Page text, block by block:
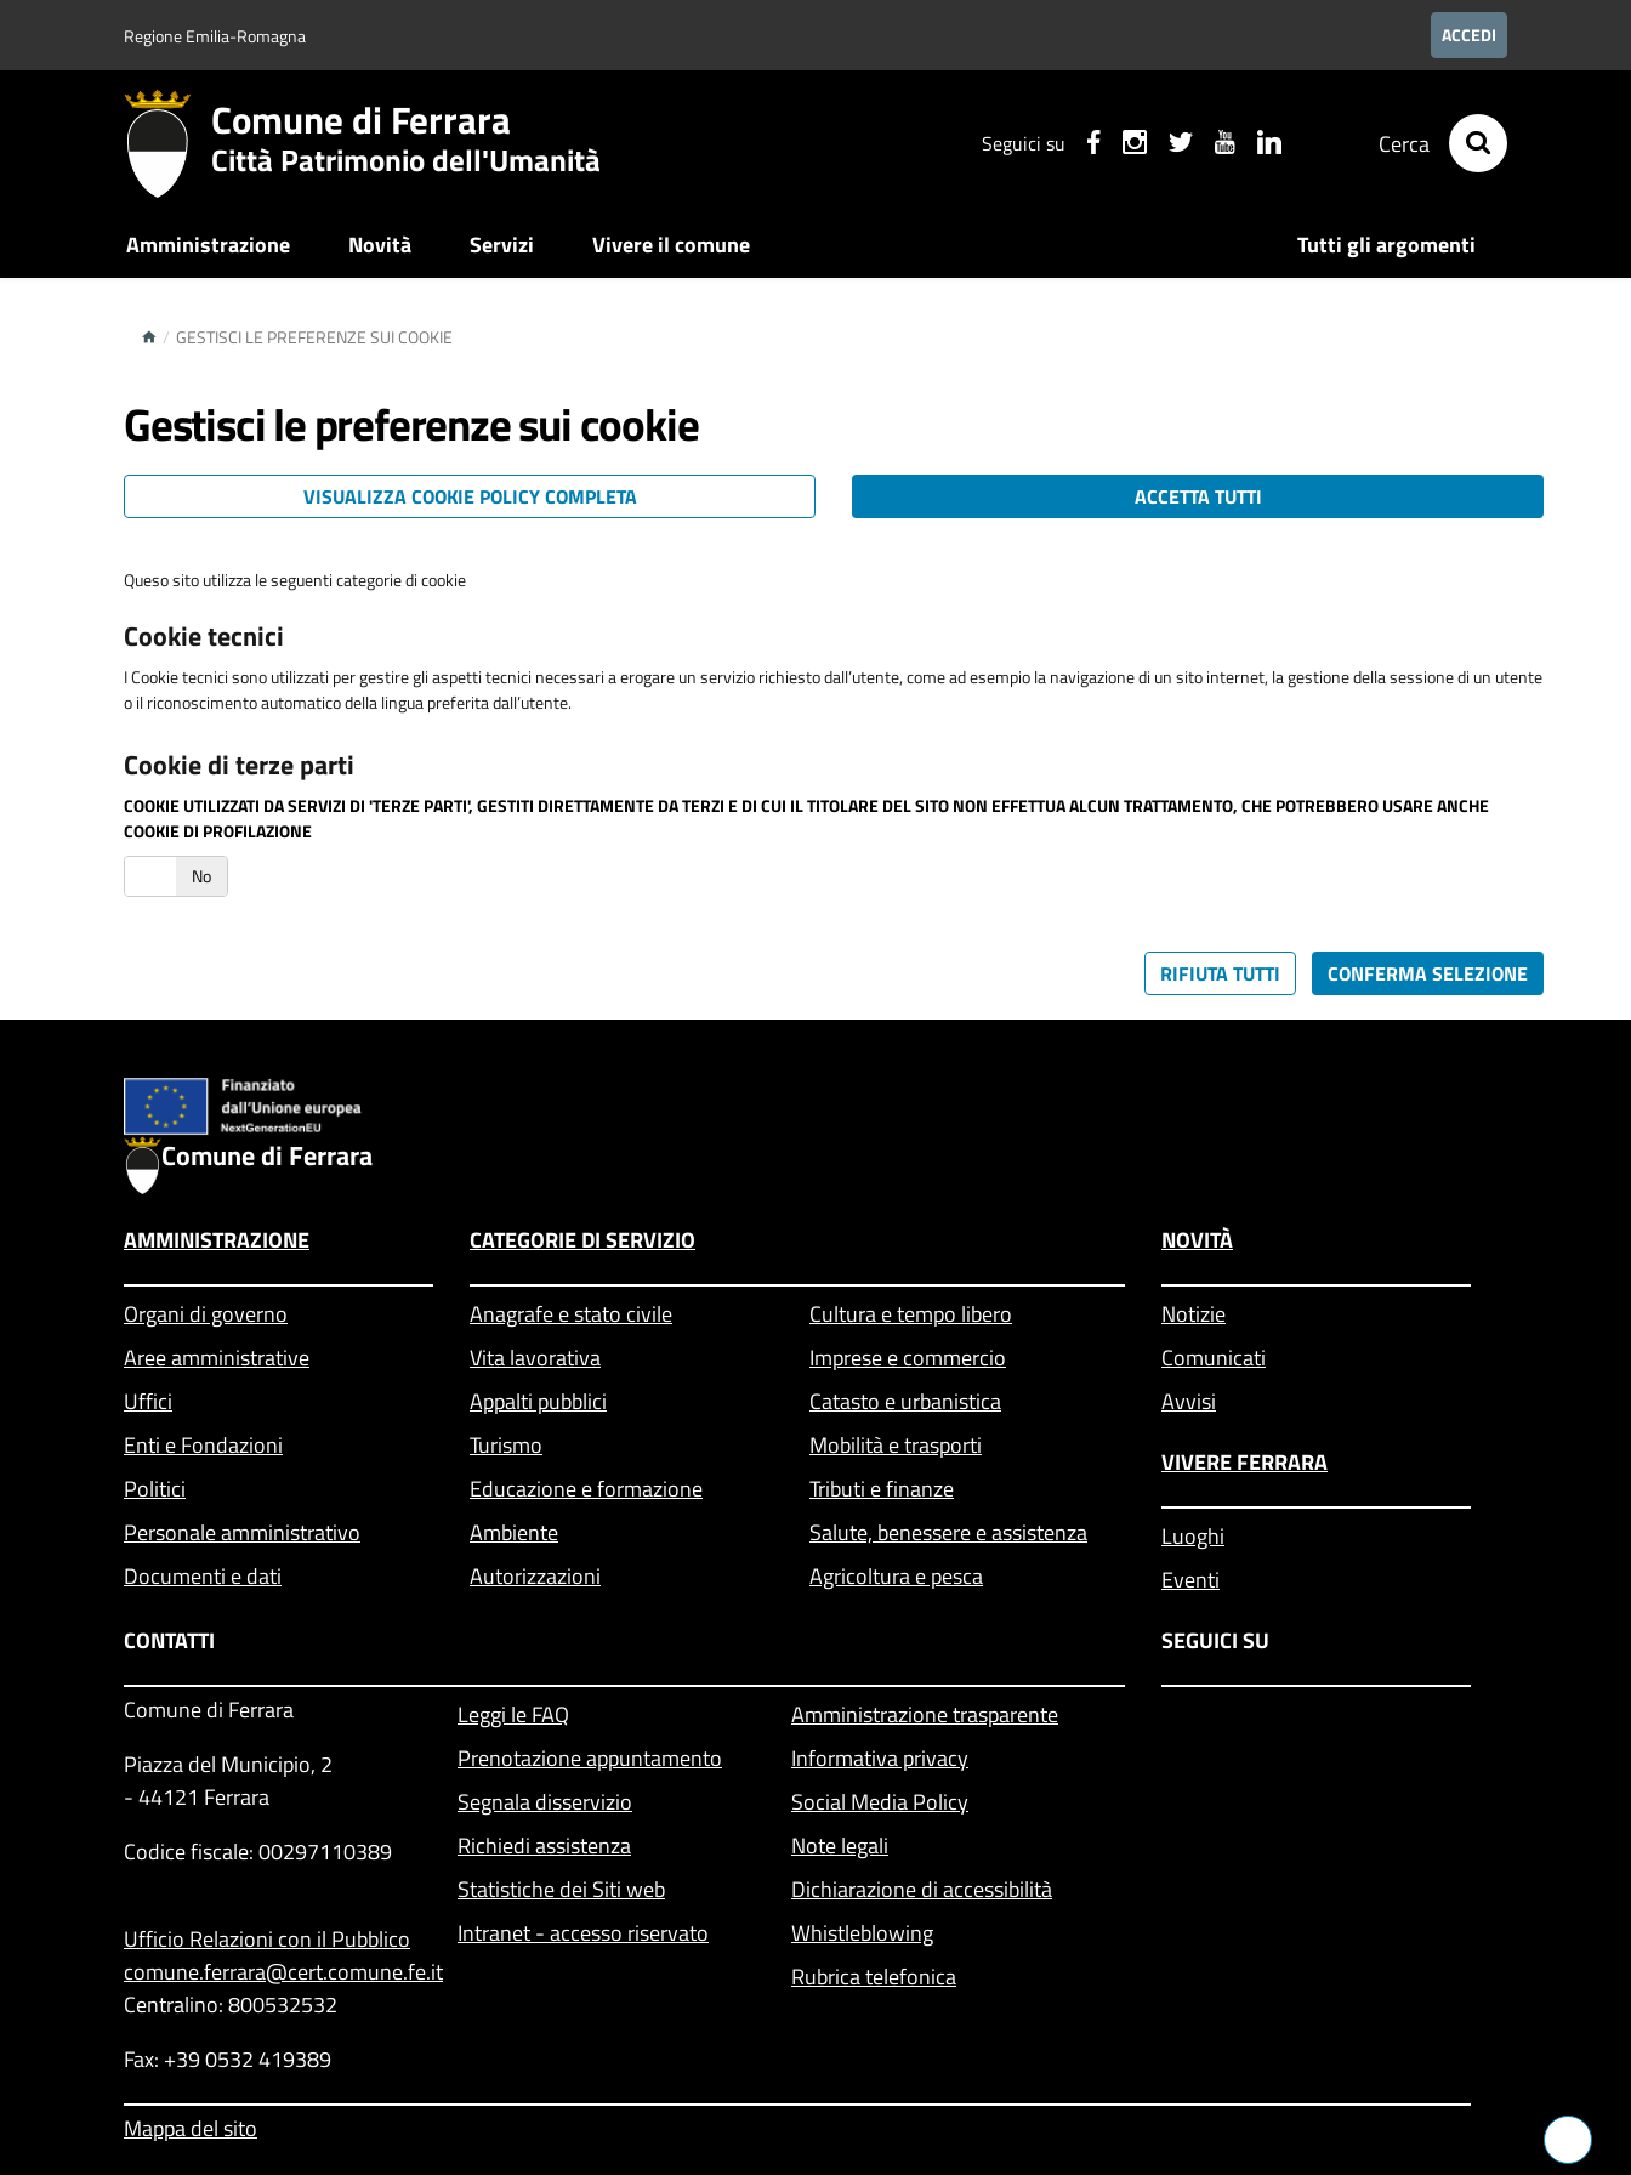
Regione Emilia-Romagna ACCEDI
Comune di Ferrara
Città Patrimonio dell'Umanità Seguici su Cerca
Amministrazione Novità Servizi Vivere il comune Tutti gli argomenti
/ GESTISCI LE PREFERENZE SUI COOKIE
Gestisci le preferenze sui cookie
VISUALIZZA COOKIE POLICY COMPLETA ACCETTA TUTTI
Queso sito utilizza le seguenti categorie di cookie
Cookie tecnici
I Cookie tecnici sono utilizzati per gestire gli aspetti tecnici necessari a erogare un servizio richiesto dall’utente, come ad esempio la navigazione di un sito internet, la gestione della sessione di un utente
o il riconoscimento automatico della lingua preferita dall’utente.
Cookie di terze parti
COOKIE UTILIZZATI DA SERVIZI DI 'TERZE PARTI', GESTITI DIRETTAMENTE DA TERZI E DI CUI IL TITOLARE DEL SITO NON EFFETTUA ALCUN TRATTAMENTO, CHE POTREBBERO USARE ANCHE
COOKIE DI PROFILAZIONE
No
RIFIUTA TUTTI CONFERMA SELEZIONE
Comune di Ferrara
AMMINISTRAZIONE
Organi di governo
Aree amministrative
Uffici
Enti e Fondazioni
Politici
Personale amministrativo
Documenti e dati
CATEGORIE DI SERVIZIO
Anagrafe e stato civile
Cultura e tempo libero
Vita lavorativa
Imprese e commercio
Appalti pubblici
Catasto e urbanistica
Turismo
Mobilità e trasporti
Educazione e formazione
Tributi e finanze
Ambiente
Salute, benessere e assistenza
Autorizzazioni
Agricoltura e pesca
NOVITÀ
Notizie
Comunicati
Avvisi
VIVERE FERRARA
Luoghi
Eventi
CONTATTI
Comune di Ferrara
Piazza del Municipio, 2
- 44121 Ferrara
Codice fiscale: 00297110389
Ufficio Relazioni con il Pubblico
comune.ferrara@cert.comune.fe.it
Centralino: 800532532
Fax: +39 0532 419389
Leggi le FAQ
Prenotazione appuntamento
Segnala disservizio
Richiedi assistenza
Statistiche dei Siti web
Intranet - accesso riservato
Amministrazione trasparente
Informativa privacy
Social Media Policy
Note legali
Dichiarazione di accessibilità
Whistleblowing
Rubrica telefonica
SEGUICI SU
Mappa del sito
Verrà